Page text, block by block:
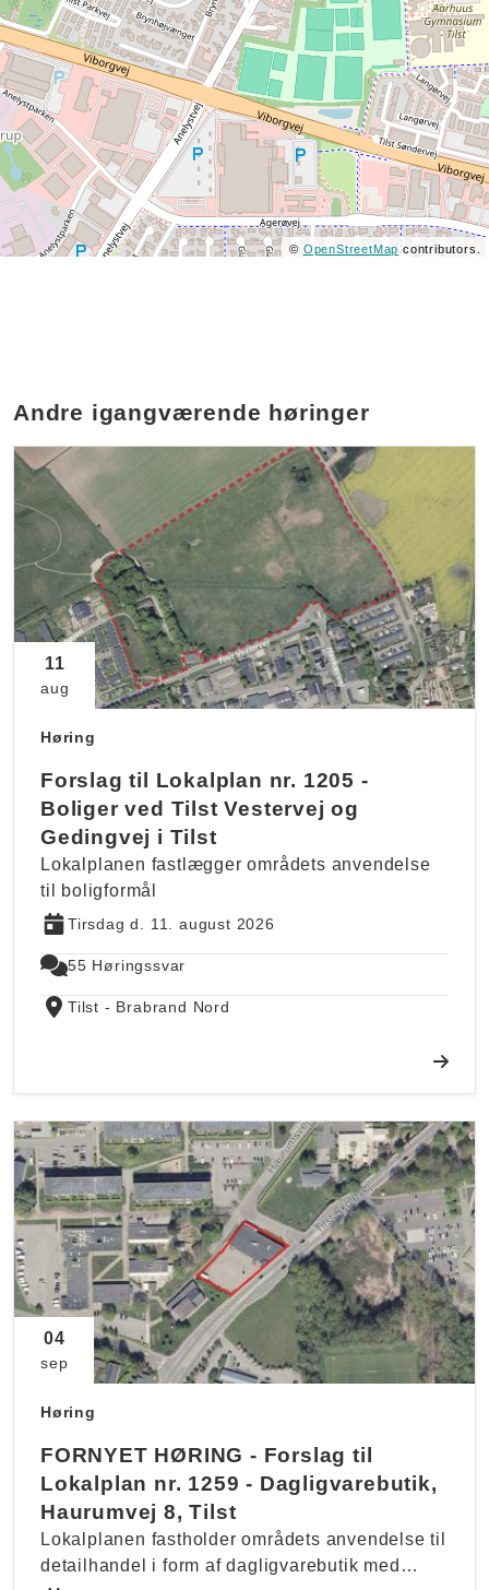
© OpenStreetMap contributors.
Andre igangværende høringer
11
aug
Høring
Forslag til Lokalplan nr. 1205 -
Boliger ved Tilst Vestervej og
Gedingvej i Tilst
Lokalplanen fastlægger områdets anvendelse
til boligformål
Tirsdag d. 11. august 2026
55 Høringssvar
Tilst - Brabrand Nord
04
sep
Høring
FORNYET HØRING - Forslag til
Lokalplan nr. 1259 - Dagligvarebutik,
Haurumvej 8, Tilst
Lokalplanen fastholder områdets anvendelse til
detailhandel i form af dagligvarebutik med…